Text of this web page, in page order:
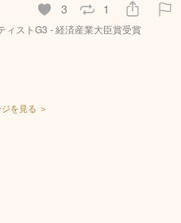
3 1
ィストG3 - 経済産業大臣賞受賞
を見る ＞